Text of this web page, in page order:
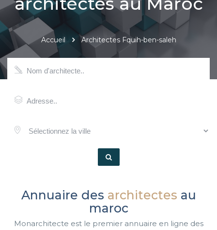
Accueil Architectes Fquih-ben-saleh
Annuaire des architectes au
maroc
Monarchitecte est le premier annuaire en ligne des